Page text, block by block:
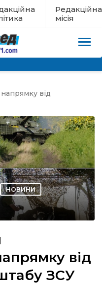
Редакційна
місія
від
НОВИНИ
від
ЗСУ